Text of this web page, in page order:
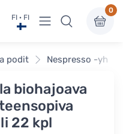
FI · FI Näytä valikko
0
podit Nespresso -
biohajoava
22 kpl